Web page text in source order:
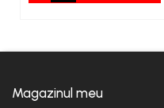
Magazinul meu